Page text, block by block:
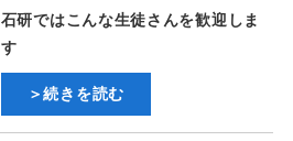
石研ではこんな生徒さんを歓迎しま
す
＞続きを読む